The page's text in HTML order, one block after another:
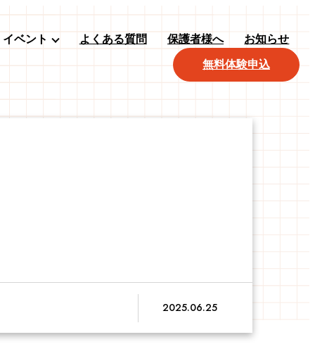
イベント よくある質問 保護者様へ お知らせ
無料体験申込
2025.06.25